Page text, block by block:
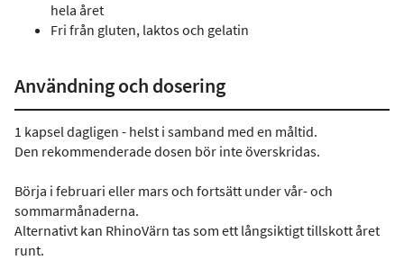
hela året
Fri från gluten, laktos och gelatin
Användning och dosering
1 kapsel dagligen - helst i samband med en måltid.
Den rekommenderade dosen bör inte överskridas.
Börja i februari eller mars och fortsätt under vår- och
sommarmånaderna.
Alternativt kan RhinoVärn tas som ett långsiktigt tillskott året
runt.